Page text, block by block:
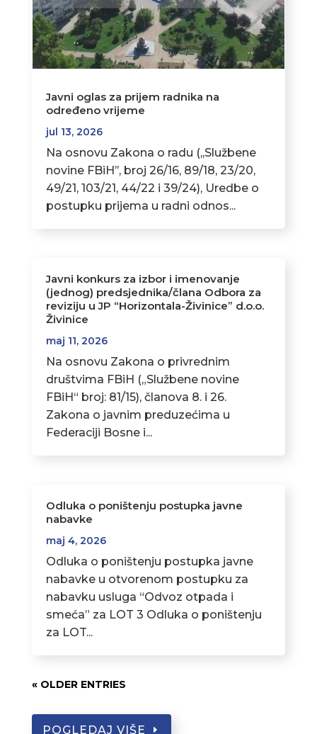
Javni oglas za prijem radnika na
određeno vrijeme
jul 13, 2026
Na osnovu Zakona o radu (,,Službene
novine FBiH’’, broj 26/16, 89/18, 23/20,
49/21, 103/21, 44/22 i 39/24), Uredbe o
postupku prijema u radni odnos...
Javni konkurs za izbor i imenovanje
(jednog) predsjednika/člana Odbora za
reviziju u JP “Horizontala-Živinice” d.o.o.
Živinice
maj 11, 2026
Na osnovu Zakona o privrednim
društvima FBiH („Službene novine
FBiH“ broj: 81/15), članova 8. i 26.
Zakona o javnim preduzećima u
Federaciji Bosne i...
Odluka o poništenju postupka javne
nabavke
maj 4, 2026
Odluka o poništenju postupka javne
nabavke u otvorenom postupku za
nabavku usluga “Odvoz otpada i
smeća” za LOT 3 Odluka o poništenju
za LOT...
« OLDER ENTRIES
POGLEDAJ VIŠE